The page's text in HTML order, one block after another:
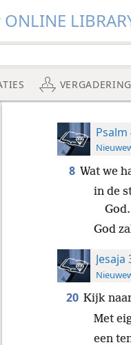
Psalm
8 Wat we
in de
God.
God
Jesaja
20 Kijk
Met
een